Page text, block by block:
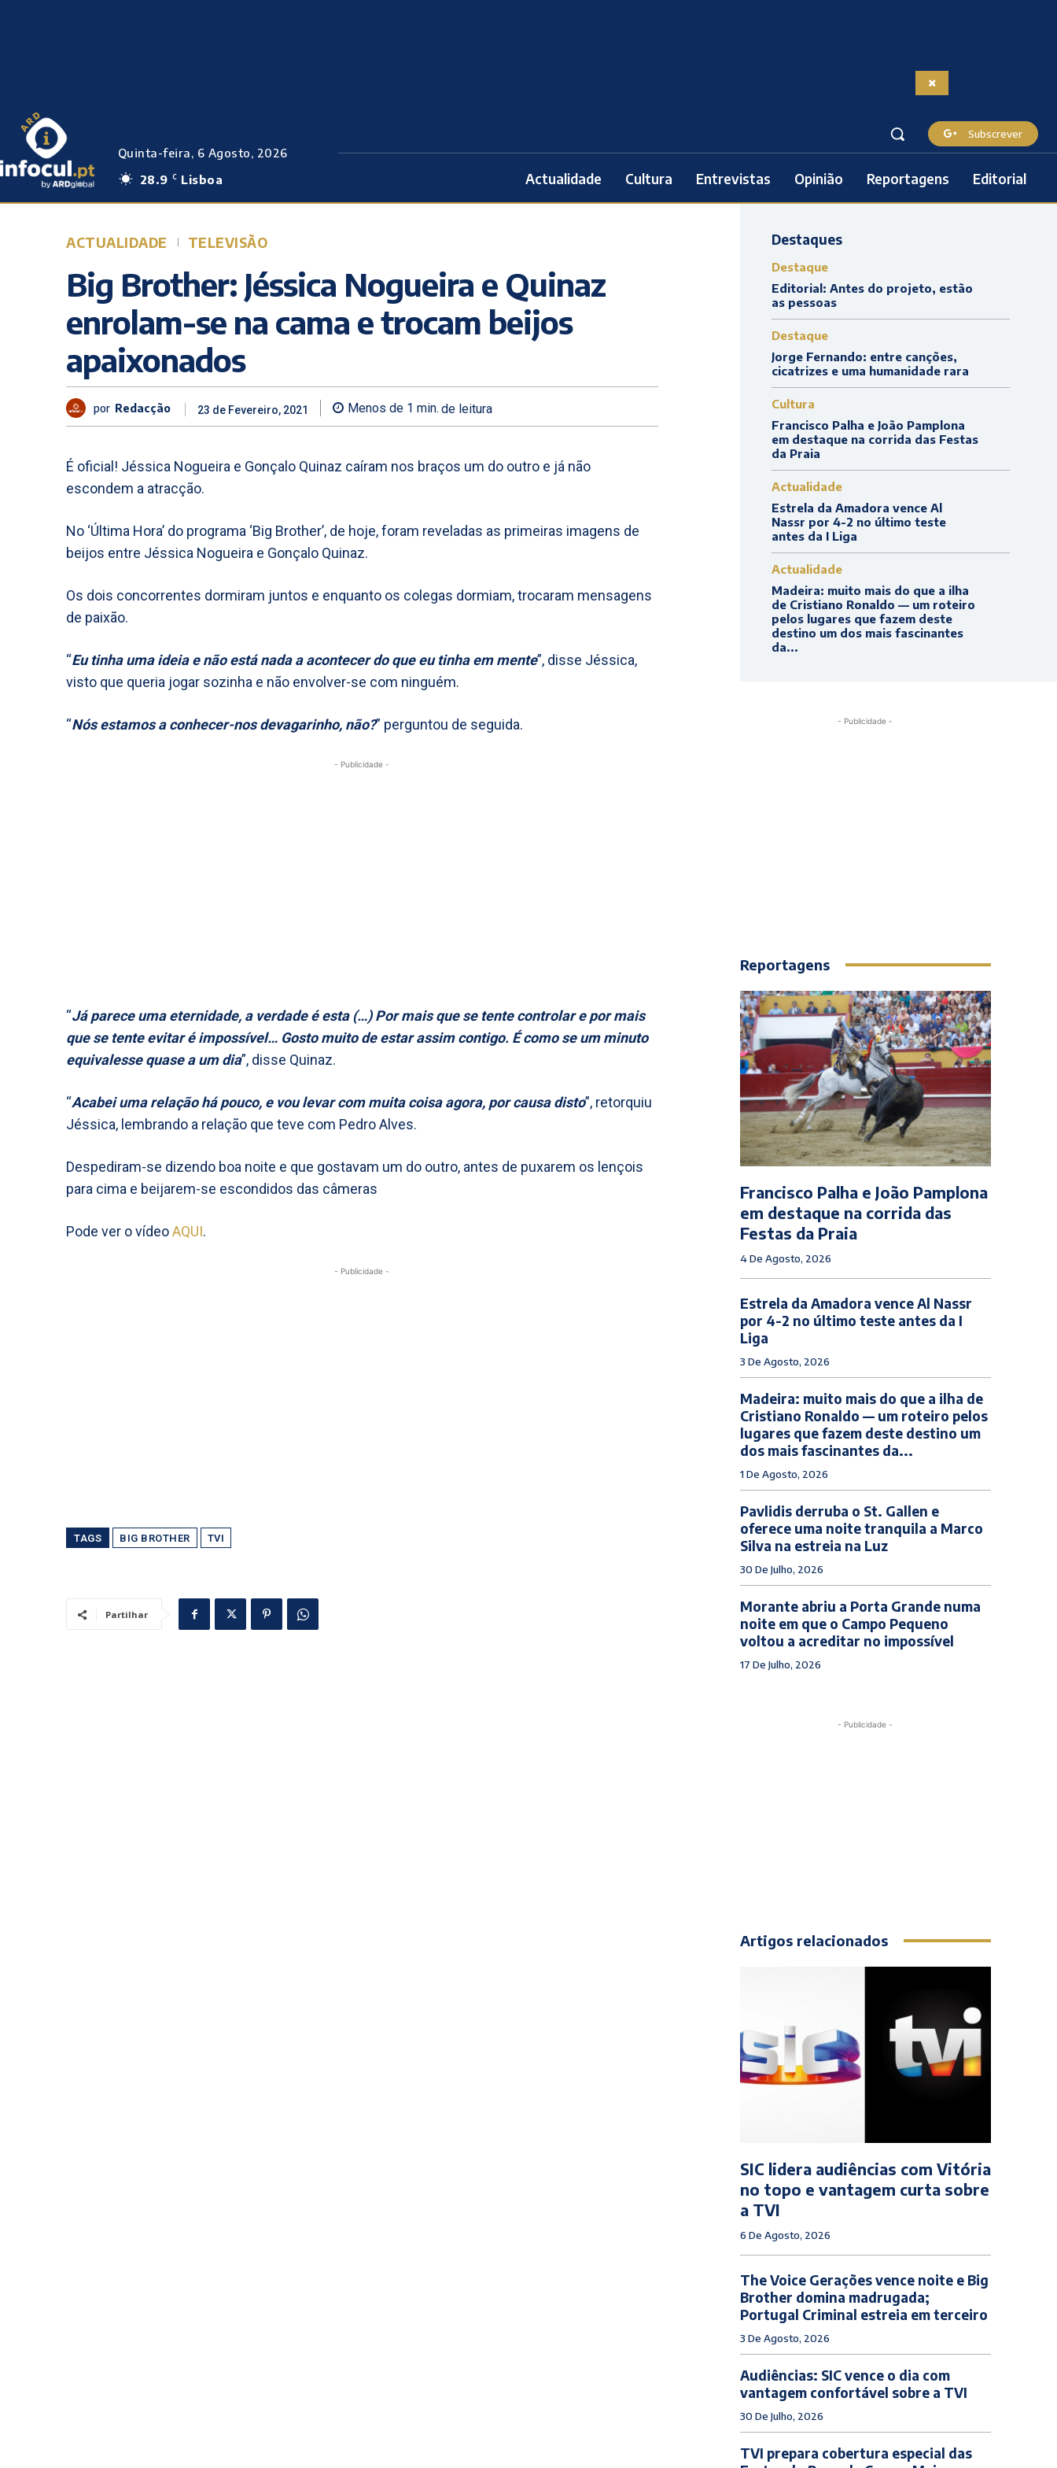
Quinta-feira, 6 Agosto, 2026
28.9 C Lisboa
Subscrever
Actualidade Cultura Entrevistas Opinião Reportagens Editorial
ACTUALIDADE TELEVISÃO
Big Brother: Jéssica Nogueira e Quinaz
enrolam-se na cama e trocam beijos
apaixonados
por Redacção 23 de Fevereiro, 2021 Menos de 1 min. de leitura
É oficial! Jéssica Nogueira e Gonçalo Quinaz caíram nos braços um do outro e já não
escondem a atracção.
No ‘Última Hora’ do programa ‘Big Brother’, de hoje, foram reveladas as primeiras imagens de
beijos entre Jéssica Nogueira e Gonçalo Quinaz.
Os dois concorrentes dormiram juntos e enquanto os colegas dormiam, trocaram mensagens
de paixão.
“Eu tinha uma ideia e não está nada a acontecer do que eu tinha em mente”, disse Jéssica,
visto que queria jogar sozinha e não envolver-se com ninguém.
“Nós estamos a conhecer-nos devagarinho, não?” perguntou de seguida.
- Publicidade -
“Já parece uma eternidade, a verdade é esta (…) Por mais que se tente controlar e por mais
que se tente evitar é impossível… Gosto muito de estar assim contigo. É como se um minuto
equivalesse quase a um dia”, disse Quinaz.
“Acabei uma relação há pouco, e vou levar com muita coisa agora, por causa disto”, retorquiu
Jéssica, lembrando a relação que teve com Pedro Alves.
Despediram-se dizendo boa noite e que gostavam um do outro, antes de puxarem os lençois
para cima e beijarem-se escondidos das câmeras
Pode ver o vídeoAQUI.
- Publicidade -
TAGS BIG BROTHER TVI
Partilhar
Destaques
Destaque
Editorial: Antes do projeto, estão
as pessoas
Destaque
Jorge Fernando: entre canções,
cicatrizes e uma humanidade rara
Cultura
Francisco Palha e João Pamplona
em destaque na corrida das Festas
da Praia
Actualidade
Estrela da Amadora vence Al
Nassr por 4-2 no último teste
antes da I Liga
Actualidade
Madeira: muito mais do que a ilha
de Cristiano Ronaldo — um roteiro
pelos lugares que fazem deste
destino um dos mais fascinantes
da...
- Publicidade -
Reportagens
Francisco Palha e João Pamplona
em destaque na corrida das
Festas da Praia
4 De Agosto, 2026
Estrela da Amadora vence Al Nassr
por 4-2 no último teste antes da I
Liga
3 De Agosto, 2026
Madeira: muito mais do que a ilha de
Cristiano Ronaldo — um roteiro pelos
lugares que fazem deste destino um
dos mais fascinantes da...
1 De Agosto, 2026
Pavlidis derruba o St. Gallen e
oferece uma noite tranquila a Marco
Silva na estreia na Luz
30 De Julho, 2026
Morante abriu a Porta Grande numa
noite em que o Campo Pequeno
voltou a acreditar no impossível
17 De Julho, 2026
- Publicidade -
Artigos relacionados
SIC lidera audiências com Vitória
no topo e vantagem curta sobre
a TVI
6 De Agosto, 2026
The Voice Gerações vence noite e Big
Brother domina madrugada;
Portugal Criminal estreia em terceiro
3 De Agosto, 2026
Audiências: SIC vence o dia com
vantagem confortável sobre a TVI
30 De Julho, 2026
TVI prepara cobertura especial das